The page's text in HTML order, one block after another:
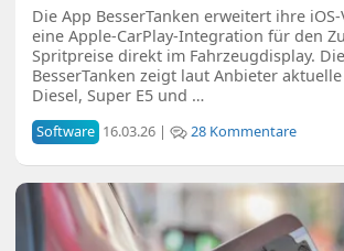
Die App BesserTanken erweitert ihre
eine Apple-CarPlay-Integration für den
Spritpreise direkt im Fahrzeugdisplay.
BesserTanken zeigt laut Anbieter
Diesel, Super E5 und …
Software 16.03.26 | 28 Kommentare